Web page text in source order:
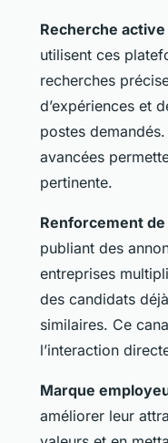
Recherche
utilisent ces
recherches
d’expériences et
postes
avancées
pertinente.
Renforcement
publiant des
entreprises
des candidats
similaires. Ce
l’interaction
Marque
améliorer leur